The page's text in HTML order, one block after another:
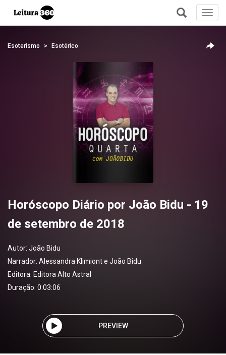
+
Esoterismo Esotérico
Horóscopo Diário por João Bidu - 19
de setembro de 2018
Autor: João Bidu
Narrador: Alessandra Klimiont e João Bidu
Editora: Editora Alto Astral
Duração: 0:03:06
PREVIEW